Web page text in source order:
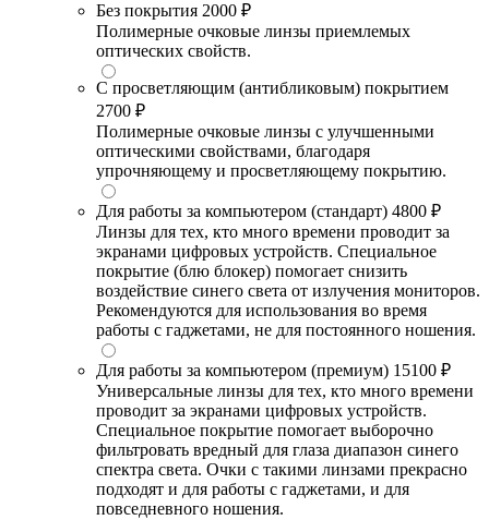
Без покрытия 2000 ₽
Полимерные очковые линзы приемлемых
оптических свойств.
С просветляющим (антибликовым) покрытием
2700 ₽
Полимерные очковые линзы с улучшенными
оптическими свойствами, благодаря
упрочняющему и просветляющему покрытию.
Для работы за компьютером (стандарт) 4800 ₽
Линзы для тех, кто много времени проводит за
экранами цифровых устройств. Специальное
покрытие (блю блокер) помогает снизить
воздействие синего света от излучения мониторов.
Рекомендуются для использования во время
работы с гаджетами, не для постоянного ношения.
Для работы за компьютером (премиум) 15100 ₽
Универсальные линзы для тех, кто много времени
проводит за экранами цифровых устройств.
Специальное покрытие помогает выборочно
фильтровать вредный для глаза диапазон синего
спектра света. Очки с такими линзами прекрасно
подходят и для работы с гаджетами, и для
повседневного ношения.